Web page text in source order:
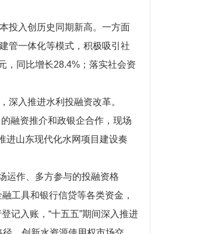
投入创历史同期新高。一方面
管一体化等模式，积极吸引社
，同比增长28.4%；落实社会资
深入推进水利投融资改革。
融资推介和政银企合作，现场
进山东现代化水网项目建设奏
运作、多方参与的投融资格
工具和银行信贷等各类资金，
记入账，“十五五”期间深入推进